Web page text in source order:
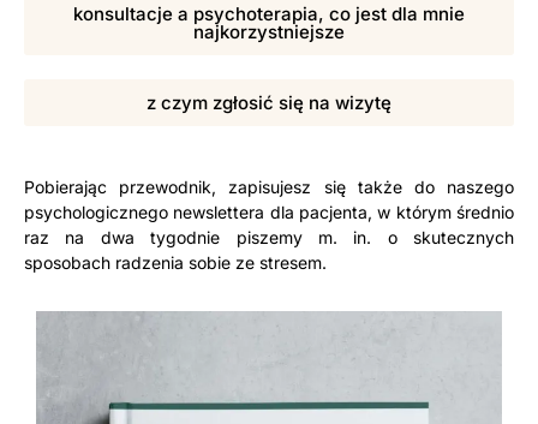
konsultacje a psychoterapia, co jest dla mnie
najkorzystniejsze
z czym zgłosić się na wizytę
Pobierając przewodnik, zapisujesz się także do naszego
psychologicznego newslettera dla pacjenta, w którym średnio
raz na dwa tygodnie piszemy m. in. o skutecznych
sposobach radzenia sobie ze stresem.